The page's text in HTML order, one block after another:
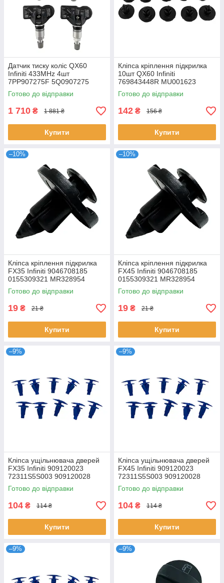
Датчик тиску коліс QX60
Infiniti 433MHz 4шт
7PP907275F 5Q0907275
5Q0907275B 4D0907275
36106877937 36236781847
Готово до відправки
1 710 ₴ 1 881 ₴
Купити
Кліпса кріплення підкрилка
10шт QX60 Infiniti
769843448R MU001623
59114AG000 0155305323
Готово до відправки
142 ₴ 156 ₴
Купити
–10%
Кліпса кріплення підкрилка
FX35 Infiniti 9046708185
0155309321 MR328954
Готово до відправки
19 ₴ 21 ₴
Купити
–10%
Кліпса кріплення підкрилка
FX45 Infiniti 9046708185
0155309321 MR328954
Готово до відправки
19 ₴ 21 ₴
Купити
–9%
Кліпса ущільнювача дверей
FX35 Infiniti 909120023
72311S5S003 909120028
Готово до відправки
104 ₴ 114 ₴
Купити
–9%
Кліпса ущільнювача дверей
FX45 Infiniti 909120023
72311S5S003 909120028
Готово до відправки
104 ₴ 114 ₴
Купити
–9% –9%